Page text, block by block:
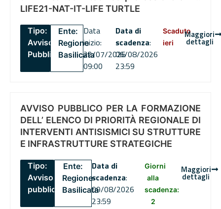
LIFE21-NAT-IT-LIFE TURTLE
Tipo:
Avviso
Pubblico
Ente:
Regione
Basilicata
Data
inizio:
22/07/2026
09:00
Data di
scadenza:
06/08/2026
23:59
Scaduto
ieri
Maggiori
dettagli
AVVISO PUBBLICO PER LA FORMAZIONE
DELL’ ELENCO DI PRIORITÀ REGIONALE DI
INTERVENTI ANTISISMICI SU STRUTTURE
E INFRASTRUTTURE STRATEGICHE
Tipo:
Avviso
pubblico
Ente:
Regione
Basilicata
Data di
scadenza:
09/08/2026
23:59
Giorni
alla
scadenza:
2
Maggiori
dettagli